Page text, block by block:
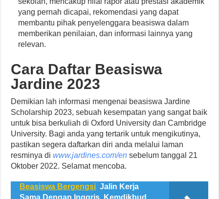
yang pernah dicapai, rekomendasi yang dapat
membantu pihak penyelenggara beasiswa dalam
memberikan penilaian, dan informasi lainnya yang
relevan.
Cara Daftar Beasiswa
Jardine 2023
Demikian lah informasi mengenai beasiswa Jardine
Scholarship 2023, sebuah kesempatan yang sangat baik
untuk bisa berkuliah di Oxford University dan Cambridge
University. Bagi anda yang tertarik untuk mengikutinya,
pastikan segera daftarkan diri anda melalui laman
resminya diwww.jardines.com/en sebelum tanggal 21
Oktober 2022. Selamat mencoba.
Beasiswa Bergengsi Jalin Kerja
Sama Dengan Inggris, Kemdikbud